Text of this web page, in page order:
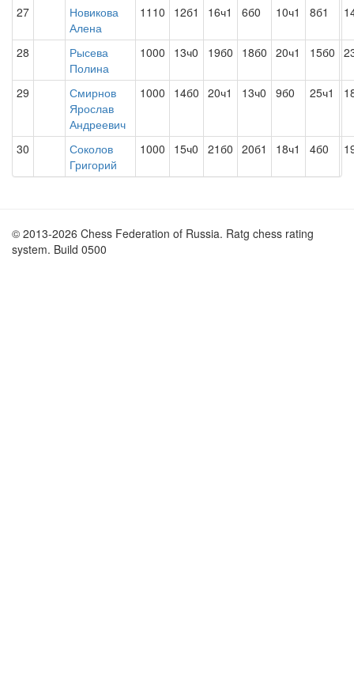
27
Новикова
Алена
1110 12б1 16ч1 6б0 10ч1 8б1
28
Рысева
Полина
1000 13ч0 19б0 18б0 20ч1 15б0
29
Смирнов
Ярослав
Андреевич
1000 14б0 20ч1 13ч0 9б0 25ч1
30
Соколов
Григорий
1000 15ч0 21б0 20б1 18ч1 4б0
© 2013-2026 Chess Federation of Russia. Ratg chess rating
system. Build 0500